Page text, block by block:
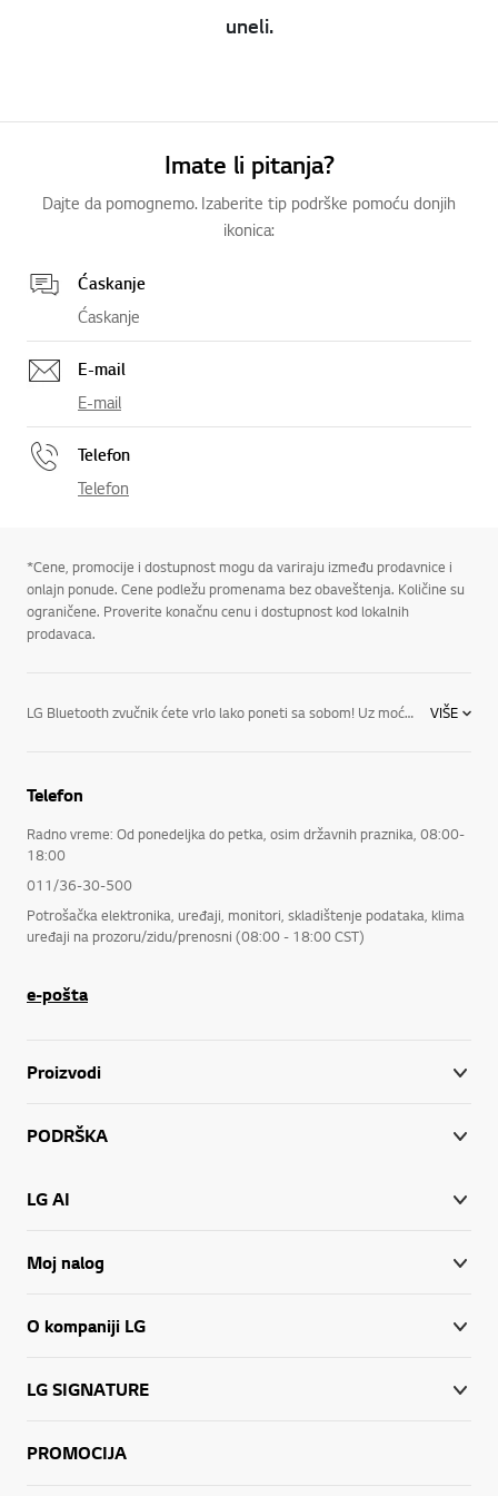
uneli.
Imate li pitanja?
Dajte da pomognemo. Izaberite tip podrške pomoću donjih
ikonica:
Ćaskanje
Ćaskanje
E-mail
E-mail
Telefon
Telefon
*Cene, promocije i dostupnost mogu da variraju između prodavnice i
onlajn ponude. Cene podležu promenama bez obaveštenja. Količine su
ograničene. Proverite konačnu cenu i dostupnost kod lokalnih
prodavaca.
LG Bluetooth zvučnik ćete vrlo lako poneti sa sobom! Uz moćne ugrađene baterije i punjive izvore energije za sate i sate reprodukcije, kao i Bluetooth® za stiming muzike sa kompatibilnog mobilnog uređaja, oduševićete se svim inovativnim funkcijama koje ovi bežični zvučnici imaju, a u koje spadaju: Wi-Fi: Povežite se na svoju mrežu putem Wi-Fi-ja da biste mogli da pristupate muzici sa kompatibilnih mobilnih uređaja, NAS diskova, računara i servisa za striming sa interneta. Sada vam je sav vaš sadržaj nadohvat prstiju. Režim za više prostorija: Ova funkcija olakšava sinhronizaciju prenosivih Bluetooth zvučnika radi reprodukcije iste muzike (uz korišćenje opcionog mosta); uz to, članovi porodice mogu sami da biraju muziku za sebe u različitim prostorijama. LG Bluetooth zvučnici su savršen dodatak vašem kućnom bioskopu. Pogledajte sve naše audio proizvode i kućne bioskope. VIŠE
Telefon
Radno vreme: Od ponedeljka do petka, osim državnih praznika, 08:00-
18:00
011/36-30-500
Potrošačka elektronika, uređaji, monitori, skladištenje podataka, klima
uređaji na prozoru/zidu/prenosni (08:00 - 18:00 CST)
e-pošta
Proizvodi
PODRŠKA
LG AI
Moj nalog
O kompaniji LG
LG SIGNATURE
PROMOCIJA